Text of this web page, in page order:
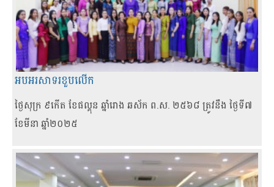
អបអរសាទរខួបលើក
ថ្ងៃសុក្រ ៩កើត ខែផល្គុន ឆ្នាំរោង ឆស័ក ព.ស. ២៥៦៨ ត្រូវនឹង ថ្ងៃទី៧
ខែមីនា ឆ្នាំ២០២៥